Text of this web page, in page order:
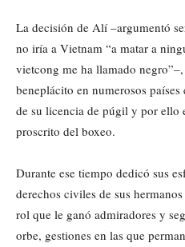
La decisión de Alí –argumentó
no iría a Vietnam “a matar a
vietcong me ha llamado
beneplácito en numerosos
de su licencia de púgil y por ello
proscrito del boxeo.
Durante ese tiempo dedicó sus
derechos civiles de sus
rol que le ganó admiradores y
orbe, gestiones en las que